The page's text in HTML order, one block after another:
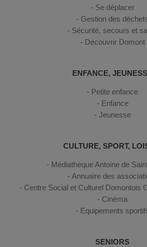
Se déplacer
Gestion des
Sécurité, secours et
Découvrir Domont
ENFANCE,
Petite enfance
Enfance
Jeunesse
CULTURE, SPORT,
Médiathèque Antoine de
Annuaire des
Centre Social et Culturel Domontois
Cinéma
Equipements
SENIORS